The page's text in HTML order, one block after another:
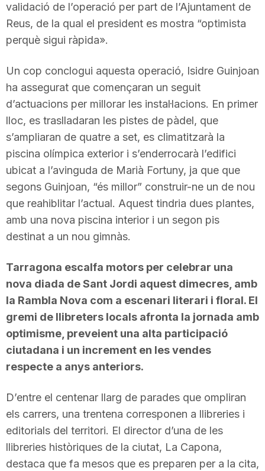
validació de l’operació per part de l’Ajuntament de
Reus, de la qual el president es mostra “optimista
perquè sigui ràpida».
Un cop conclogui aquesta operació, Isidre Guinjoan
ha assegurat que començaran un seguit
d’actuacions per millorar les instal·lacions. En primer
lloc, es traslladaran les pistes de pàdel, que
s’ampliaran de quatre a set, es climatitzarà la
piscina olímpica exterior i s’enderrocarà l’edifici
ubicat a l’avinguda de Marià Fortuny, ja que que
segons Guinjoan, “és millor” construir-ne un de nou
que reahiblitar l’actual. Aquest tindria dues plantes,
amb una nova piscina interior i un segon pis
destinat a un nou gimnàs.
Tarragona escalfa motors per celebrar una
nova diada de Sant Jordi aquest dimecres, amb
la Rambla Nova com a escenari literari i floral. El
gremi de llibreters locals afronta la jornada amb
optimisme, preveient una alta participació
ciutadana i un increment en les vendes
respecte a anys anteriors.
D’entre el centenar llarg de parades que ompliran
els carrers, una trentena corresponen a llibreries i
editorials del territori. El director d’una de les
llibreries històriques de la ciutat, La Capona,
destaca que fa mesos que es preparen per a la cita,